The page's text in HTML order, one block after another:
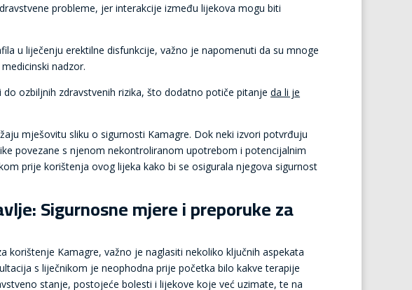
probleme, jer interakcije između lijekova mogu biti
u liječenju erektilne disfunkcije, važno je napomenuti da su mnoge
nadzor.
ozbiljnih zdravstvenih rizika, što dodatno potiče pitanjeda li je
mješovitu sliku o sigurnosti Kamagre. Dok neki izvori potvrđuju
povezane s njenom nekontroliranom upotrebom i potencijalnim
prije korištenja ovog lijeka kako bi se osigurala njegova sigurnost
Sigurnosne mjere i preporuke za
korištenje Kamagre, važno je naglasiti nekoliko ključnih aspekata
s liječnikom je neophodna prije početka bilo kakve terapije
stanje, postojeće bolesti i lijekove koje već uzimate, te na